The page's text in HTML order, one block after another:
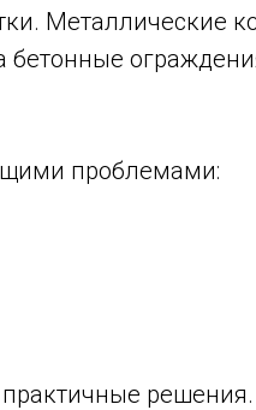
Металлические
бетонные
проблемами:
решения.